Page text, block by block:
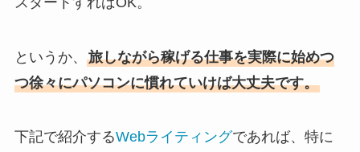
というか、 旅しながら稼げる仕事を実際に始めつ
つ徐々にパソコンに慣れていけば大丈夫です。
下記で紹介するWebライティングであれば、特に